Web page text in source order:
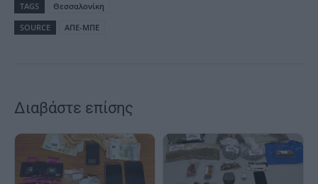
TAGS
Θεσσαλονίκη
SOURCE
ΑΠΕ-ΜΠΕ
Διαβάστε επίσης